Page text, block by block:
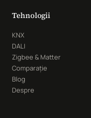
Tehnologii
KNX
DALI
Zigbee & Matter
Comparație
Blog
Despre